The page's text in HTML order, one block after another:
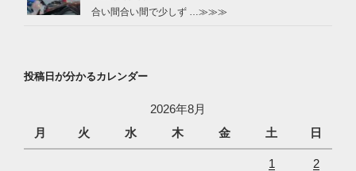
合い間合い間で少しず … ≫≫≫
投稿日が分かるカレンダー
2026年8月
月
火 水 木 金 土 日
1 2